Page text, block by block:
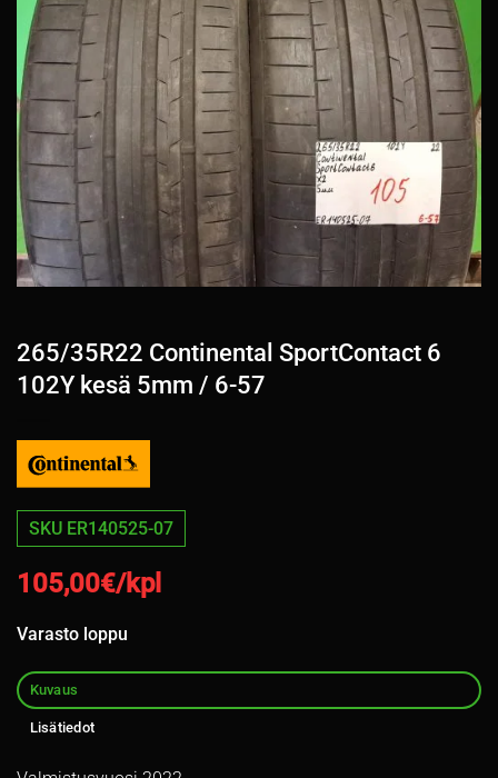
265/35R22 Continental SportContact 6
102Y kesä 5mm / 6-57
SKU ER140525-07
105,00€/kpl
Varasto loppu
Kuvaus
Lisätiedot